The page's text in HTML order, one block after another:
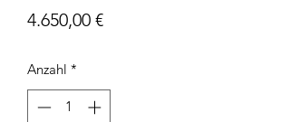
4.650,00 €Preis
Anzahl *